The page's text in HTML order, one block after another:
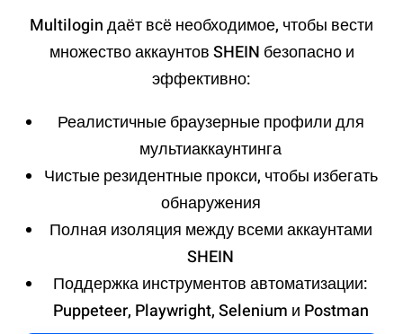
Multilogin даёт всё необходимое, чтобы вести
множество аккаунтов SHEIN безопасно и
эффективно:
Реалистичные браузерные профили для
мультиаккаунтинга
Чистые резидентные прокси, чтобы избегать
обнаружения
Полная изоляция между всеми аккаунтами
SHEIN
Поддержка инструментов автоматизации:
Puppeteer, Playwright, Selenium и Postman